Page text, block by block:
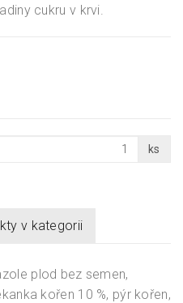
cukru v krvi.
ks
v kategorii
plod bez semen,
kořen 10 %, pýr kořen,